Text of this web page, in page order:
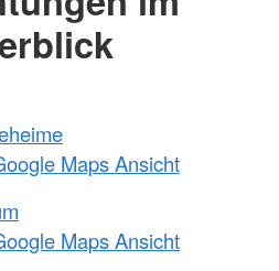
Maps Ansicht
Maps Ansicht